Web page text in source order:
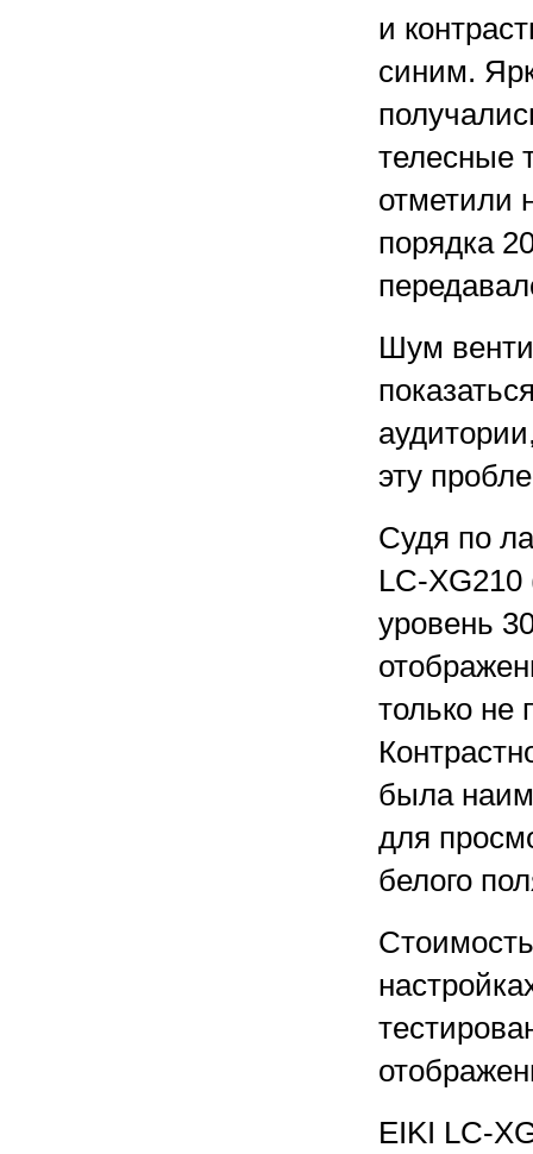
и
синим.
телесные
отметили
порядка
Шум
эту
Судя по
LC-
уровень
только не
была
для
белого
EIKI LC-